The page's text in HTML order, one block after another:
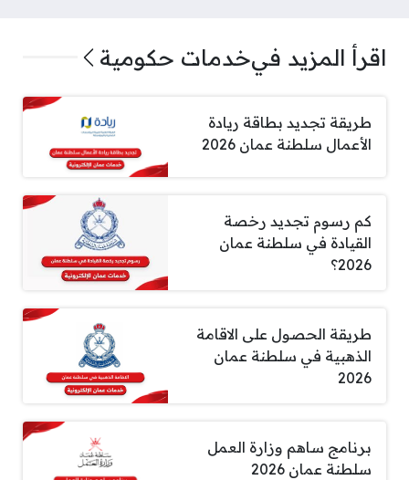
اقرأ المزيد فيخدمات حكومية
طريقة تجديد بطاقة ريادة
الأعمال سلطنة عمان 2026
كم رسوم تجديد رخصة
القيادة في سلطنة عمان
2026؟
طريقة الحصول على الاقامة
الذهبية في سلطنة عمان
2026
برنامج ساهم وزارة العمل
سلطنة عمان 2026